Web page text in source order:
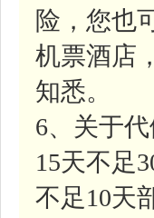
险，您也
机票酒店
知悉。
6、关于
15天不足
不足10天